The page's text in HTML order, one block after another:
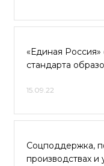
«Единая
стандарта
15.09.22
Соцподдержка,
производствах и